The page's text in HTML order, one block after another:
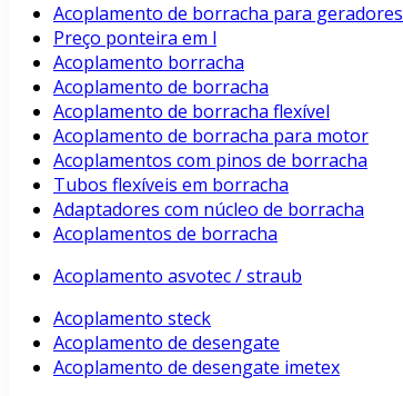
Acoplamento de borracha para geradores
Preço ponteira em l
Acoplamento borracha
Acoplamento de borracha
Acoplamento de borracha flexível
Acoplamento de borracha para motor
Acoplamentos com pinos de borracha
Tubos flexíveis em borracha
Adaptadores com núcleo de borracha
Acoplamentos de borracha
Acoplamento asvotec / straub
Acoplamento steck
Acoplamento de desengate
Acoplamento de desengate imetex